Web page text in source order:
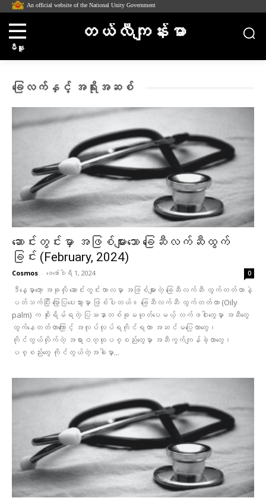
An official website of the National Unity Government
မီနူး
တယ်လီကျန်းမာ
ခြေလက်နှင့် အရိုးအဆစ်
ဆောင်းတွင်းမှာ အဖြစ်များသော ခြေဆီလက်ဆီထွက်
ခြင်း (February, 2024)
Cosmos - ဖေ‌ဖော်ဝါရီ 1, 2024 0
ဒီနေ့မှာတော့ အခုလို ဆောင်းတွင်းကာလမှာ အဖြစ်များတဲ့ ခြေဆီလက်ဆီ ထွက်တတ်တာနဲ့
ပတ်သက်ပြီး ပြောပြပေးသွားမှာ ဖြစ်ပါတယ်။ ခြေဆီလက်ဆီ ထွက်တတ်တာ (Oily
palm) က စိုးရိမ်ရတဲ့ ပြဿနာတစ်ခုမဟုတ်ပေမယ့် လက်ဖဝါးတွေမှာ အဆီတွေ
ထွက်နေတတ်တာကြောင့် အလုပ်လုပ်ရကိုင်ရတာ အဆင်မပြေတာတွေ၊
ကိုင်တွယ်‌လိုက်တဲ့ အရာဝတ္ထုပစ္စည်းတွေမှာ အဆီကွက်ကျန်ခဲ့တာတွေ၊
ပစ္စည်းတွေ ကိုင်တွယ်တဲ့အခါမှာ...